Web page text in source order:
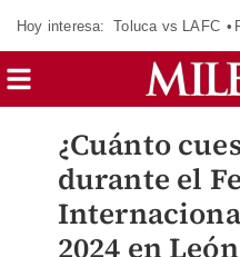
Hoy interesa: Toluca vs LAFC
¿Cuánto
durante el
2024 en